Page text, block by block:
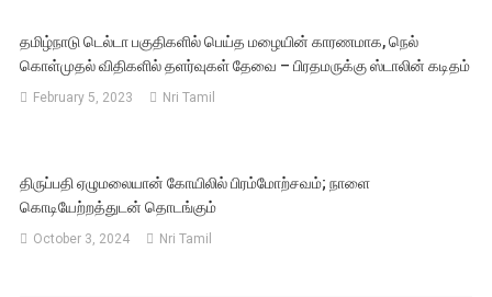
தமிழ்நாடு டெல்டா பகுதிகளில் பெய்த மழையின் காரணமாக, நெல்
கொள்முதல் விதிகளில் தளர்வுகள் தேவை – பிரதமருக்கு ஸ்டாலின் கடிதம்
February 5, 2023 Nri Tamil
திருப்பதி ஏழுமலையான் கோயிலில் பிரம்மோற்சவம்; நாளை
கொடியேற்றத்துடன் தொடங்கும்
October 3, 2024 Nri Tamil